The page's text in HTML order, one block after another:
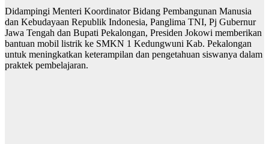
Didampingi Menteri Koordinator Bidang Pembangunan Manusia
dan Kebudayaan Republik Indonesia, Panglima TNI, Pj Gubernur
Jawa Tengah dan Bupati Pekalongan, Presiden Jokowi memberikan
bantuan mobil listrik ke SMKN 1 Kedungwuni Kab. Pekalongan
untuk meningkatkan keterampilan dan pengetahuan siswanya dalam
praktek pembelajaran.